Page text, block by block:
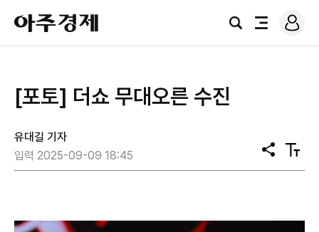
아
주
경
검
전
로
그
[포토] 더쇼 무대오른 수진
유대길 기자
입력 2025-09-09 18:45
공
유
텍
스